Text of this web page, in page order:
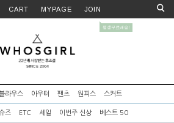
CART MYPAGE JOIN
라우스 아우터 팬츠 원피스 스커트
즈 ETC 세일 이번주 신상 베스트 50